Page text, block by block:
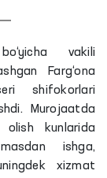
vakili
Farg‘ona
shifokorlari
Murojaatda
kunlarida
ishga,
xizmat